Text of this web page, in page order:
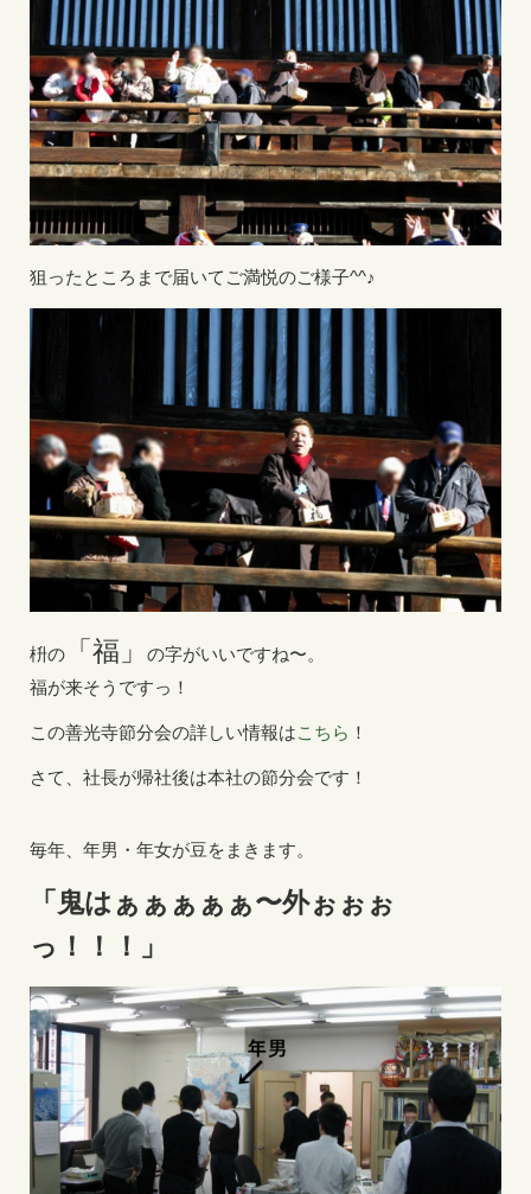
狙ったところまで届いてご満悦のご様子^^♪
枡の 「福」
の字がいいですね〜。
福が来そうですっ！
この善光寺節分会の詳しい情報はこちら ！
さて、社長が帰社後は本社の節分会です！
毎年、年男・年女が豆をまきます。
「鬼はぁぁぁぁぁ〜外ぉぉぉ
っ！！！」